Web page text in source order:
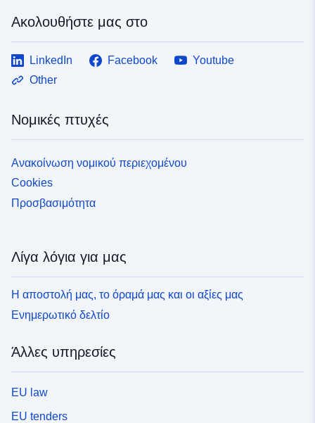
Ακολουθήστε μας στο
LinkedIn Facebook
Youtube
Other
Νομικές πτυχές
Ανακοίνωση νομικού περιεχομένου
Cookies
Προσβασιμότητα
Λίγα λόγια για μας
Η αποστολή μας, το όραμά μας και οι αξίες μας
Ενημερωτικό δελτίο
Άλλες υπηρεσίες
EU law
EU tenders